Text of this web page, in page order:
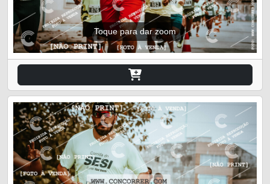
Toque para dar zoom